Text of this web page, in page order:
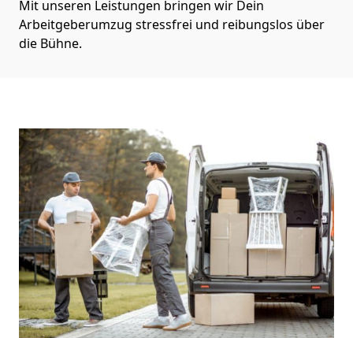
Mit unseren Leistungen bringen wir Dein
Arbeitgeberumzug stressfrei und reibungslos über
die Bühne.